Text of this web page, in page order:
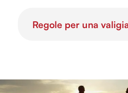
Regole per una